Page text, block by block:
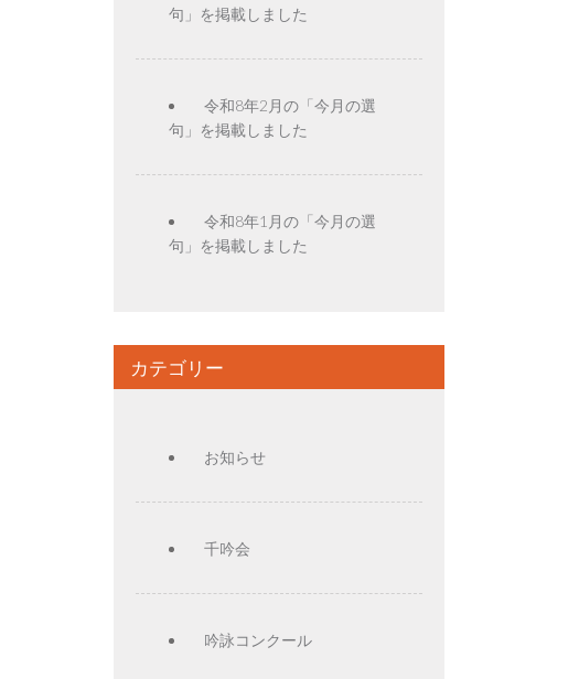
句」を掲載しました
令和8年2月の「今月の選
句」を掲載しました
令和8年1月の「今月の選
句」を掲載しました
カテゴリー
お知らせ
千吟会
吟詠コンクール